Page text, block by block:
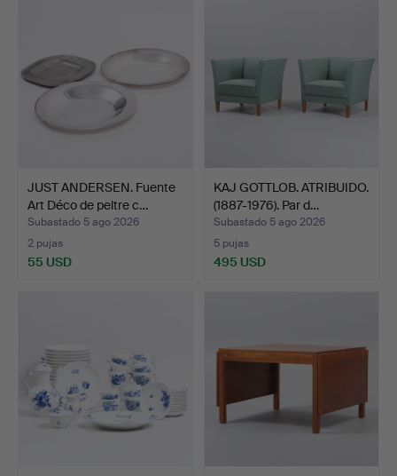
JUST ANDERSEN. Fuente
Art Déco de peltre c…
Subastado 5 ago 2026
2 pujas
55 USD
KAJ GOTTLOB. ATRIBUIDO.
(1887-1976). Par d…
Subastado 5 ago 2026
5 pujas
495 USD